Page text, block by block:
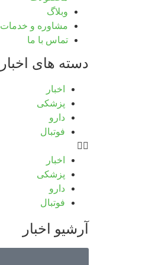
وبلاگ
مشاوره و خدمات
تماس با ما
دسته های اخبار
اخبار
پزشکی
دارو
فوتبال
اخبار
پزشکی
دارو
فوتبال
آرشیو اخبار